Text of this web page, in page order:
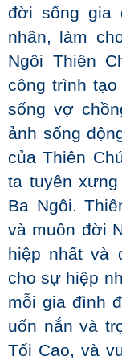
đời sống gia
nhân, làm
Ngôi Thiên
công trình
sống vợ
ảnh sống
của Thiên
ta tuyên
Ba Ngôi.
và muôn đời
hiệp nhất và
cho sự hiệp
mỗi gia đình
uốn nắn và
Tối Cao, và